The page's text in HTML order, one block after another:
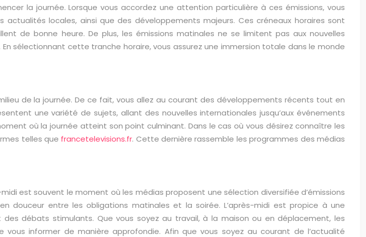
la journée. Lorsque vous accordez une attention particulière à ces émissions, vous
locales, ainsi que des développements majeurs. Ces créneaux horaires sont
de bonne heure. De plus, les émissions matinales ne se limitent pas aux nouvelles
sélectionnant cette tranche horaire, vous assurez une immersion totale dans le monde
de la journée. De ce fait, vous allez au courant des développements récents tout en
une variété de sujets, allant des nouvelles internationales jusqu’aux événements
où la journée atteint son point culminant. Dans le cas où vous désirez connaître les
telles que francetelevisions.fr. Cette dernière rassemble les programmes des médias
est souvent le moment où les médias proposent une sélection diversifiée d’émissions
douceur entre les obligations matinales et la soirée. L’après-midi est propice à une
débats stimulants. Que vous soyez au travail, à la maison ou en déplacement, les
informer de manière approfondie. Afin que vous soyez au courant de l’actualité